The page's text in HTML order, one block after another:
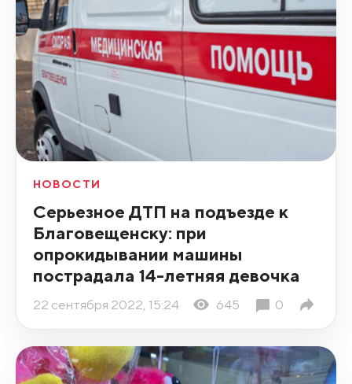
НОВОСТИ
Серьезное ДТП на подъезде к
Благовещенску: при
опрокидывании машины
пострадала 14-летняя девочка
22 сентября 2022, 15:24 645 0